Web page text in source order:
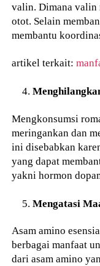
valin. Dimana valin
otot. Selain
membantu
artikel terkait:
Mengkonsumsi
meringankan dan
ini disebabkan
yang dapat
yakni hormon
Mengatasi
Asam amino
berbagai manfaat
dari asam amino